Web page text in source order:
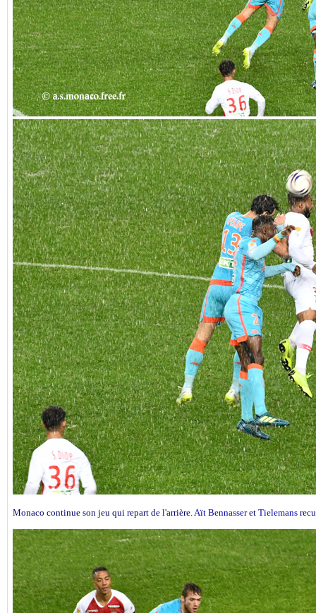
Monaco continue son jeu qui repart de l'arrière.Aït Bennasseret Tielemans